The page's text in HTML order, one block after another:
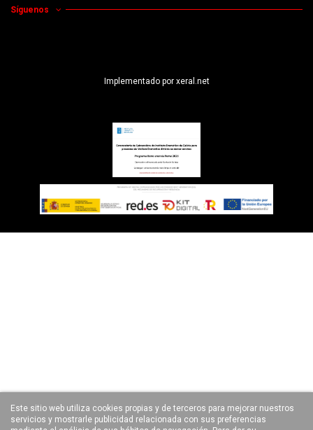
Este sitio web utiliza cookies propias y de terceros para mejorar nuestros
servicios y mostrarle publicidad relacionada con sus preferencias
Síguenos
Implementado por xeral.net